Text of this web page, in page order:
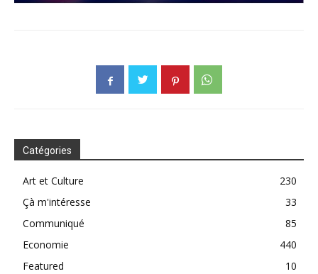
Catégories
Art et Culture
230
Çà m'intéresse
33
Communiqué
85
Economie
440
Featured
10